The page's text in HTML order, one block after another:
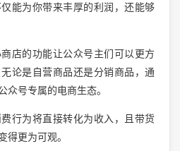
能为你带来丰厚的利润，还能够
店的功能让公众号主们可以更方
论是自营商品还是分销商品，通
众号专属的电商生态。
行为将直接转化为收入，且带货
得更为可观。